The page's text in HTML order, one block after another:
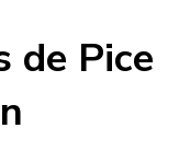
de Pice